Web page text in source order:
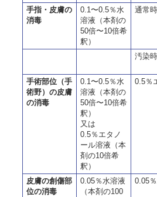
手指・皮膚の
消毒
0.1〜0.5％水
溶液（本剤の
50倍〜10倍希
釈）
通常時
汚染時
手術部位（手
術野）の皮膚
の消毒
0.1〜0.5％水
溶液（本剤の
50倍〜10倍希
釈）
又は
0.5％エタノ
ール溶液（本
剤の10倍希
釈）
0.5％
皮膚の創傷部
位の消毒
0.05％水溶液
（本剤の100
0.05